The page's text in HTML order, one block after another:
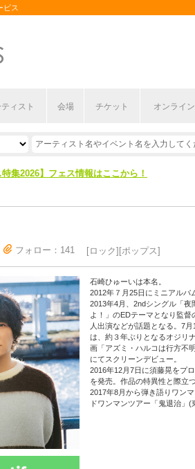
ビス
ィスト 会場 チケット オンライ
特集2026】フェス情報はここから！
動員ランキング】2026年上半期編発表！
フォロー：141 ロック ポップス
石崎ひゅーいは本名。
2012年７月25日にミニアルバ
2013年4月、2ndシングル「
よ！」のEDテーマとなり監
人出演などが話題となる。7
は、約３年ぶりとなるオジリ
画「アズミ・ハルコは行方不
にてスクリーンデビュー。
2016年12月7日に須藤晃をプ
を発売。作品の特異性と際立
2017年8月から弾き語りワン
ドワンマンツアー「鬼退治」(